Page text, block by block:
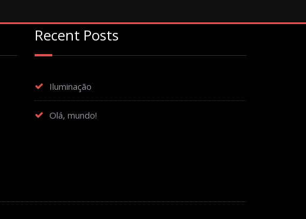
Recent Posts
Iluminação
Olá, mundo!